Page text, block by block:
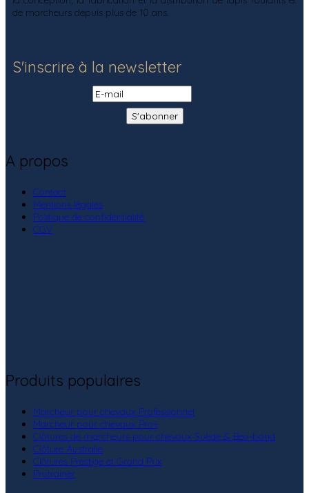
de marcheurs depuis plus de 10 ans.
S'inscrire à la newsletter
A propos
Contact
Mentions légales
Politique de confidentialité
CGV
Produits populaires
Marcheur pour chevaux Professionnel
Marcheur pour chevaux Pro+
Clôtures de marcheurs pour chevaux Suède & Beo-band
Clôture Australie
Clôtures Prestige et Grand Prix
Protrainer